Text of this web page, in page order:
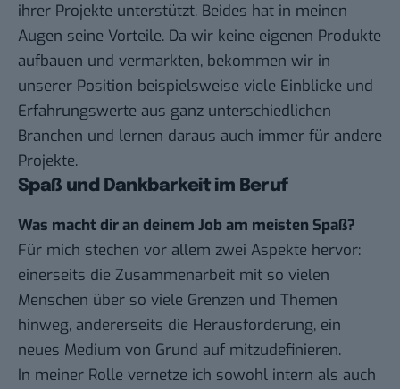
ihrer Projekte unterstützt. Beides hat in meinen
Augen seine Vorteile. Da wir keine eigenen Produkte
aufbauen und vermarkten, bekommen wir in
unserer Position beispielsweise viele Einblicke und
Erfahrungswerte aus ganz unterschiedlichen
Branchen und lernen daraus auch immer für andere
Projekte.
Spaß und Dankbarkeit im Beruf
Was macht dir an deinem Job am meisten Spaß?
Für mich stechen vor allem zwei Aspekte hervor:
einerseits die Zusammenarbeit mit so vielen
Menschen über so viele Grenzen und Themen
hinweg, andererseits die Herausforderung, ein
neues Medium von Grund auf mitzudefinieren.
In meiner Rolle vernetze ich sowohl intern als auch